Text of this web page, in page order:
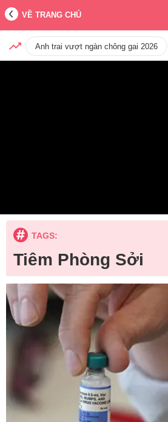
VỀ TRANG CHỦ
Anh trai vượt ngàn chông gai 2026
TAGS:
Tiêm Phòng Sởi